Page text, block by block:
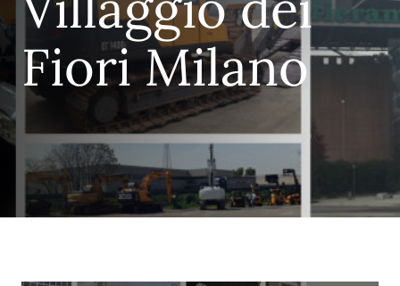
Fiori Milano